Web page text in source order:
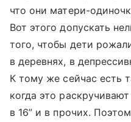
что они матери-
Вот этого допускать
того, чтобы дети
в деревнях, в
К тому же сейчас есть
когда это
в 16” и в прочих.